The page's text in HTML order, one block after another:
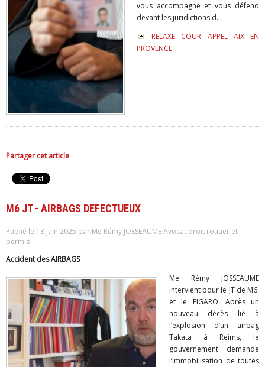
vous accompagne et vous défend
devant les juridictions d...
RELAXE COUR APPEL AIX EN
PROVENCE
Partager cet article
M6 JT - AIRBAGS DEFECTUEUX
Publié le 18 juin 2025 par Me Rémy JOSSEAUME Avocat droit routier et
permis
Accident des AIRBAGS
Me Rémy JOSSEAUME
intervient pour le JT de M6
et le FIGARO. Après un
nouveau décès lié à
l’explosion d’un airbag
Takata à Reims, le
gouvernement demande
l’immobilisation de toutes